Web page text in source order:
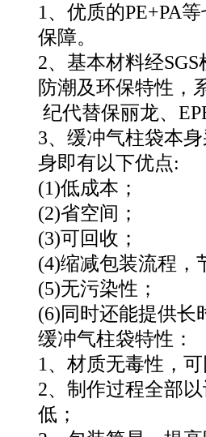
1、优质的PE+PA
保障。
2、基本材料经
防潮及环保特性，
纪代替保丽龙、
3、缓冲气柱袋本
身即有以下优点:
(1)低成本；
(2)省空间；
(3)可回收；
(4)缩减包装流程
(5)无污染性；
(6)同时还能提供长
缓冲气柱袋特性：
1、材质无毒性，
2、制作过程全部
低；